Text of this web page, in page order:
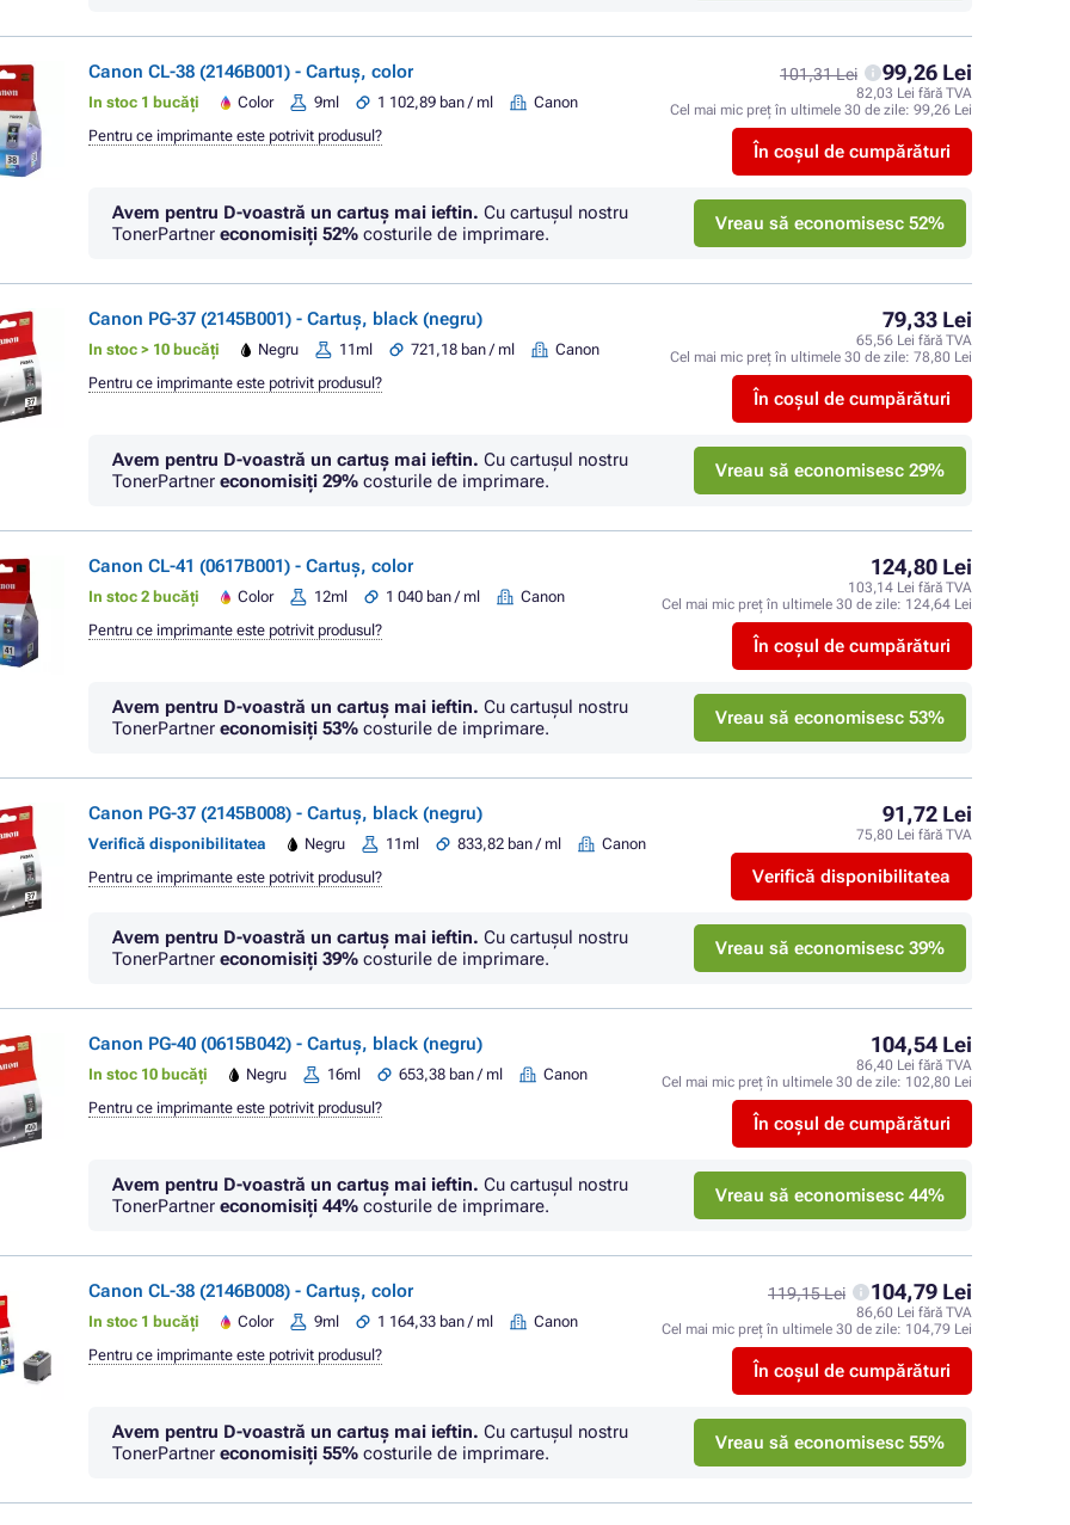
Canon CL-38 (2146B001) - Cartuș, color
In stoc 1 bucăți Color 9ml 1 102,89 ban / ml Canon
101,31 Lei 99,26 Lei
82,03 Lei fără TVA
Cel mai mic preț în ultimele 30 de zile: 99,26 Lei
În coșul de cumpărături
Pentru ce imprimante este potrivit produsul?
Avem pentru D-voastră un cartuș mai ieftin. Cu cartuşul nostru
TonerPartner economisiţi 52% costurile de imprimare. Vreau să economisesc 52%
Canon PG-37 (2145B001) - Cartuș, black (negru)
In stoc > 10 bucăți Negru 11ml 721,18 ban / ml Canon
79,33 Lei
65,56 Lei fără TVA
Cel mai mic preț în ultimele 30 de zile: 78,80 Lei
În coșul de cumpărături
Pentru ce imprimante este potrivit produsul?
Avem pentru D-voastră un cartuș mai ieftin. Cu cartuşul nostru
TonerPartner economisiţi 29% costurile de imprimare. Vreau să economisesc 29%
Canon CL-41 (0617B001) - Cartuș, color
In stoc 2 bucăți Color 12ml 1 040 ban / ml Canon
124,80 Lei
103,14 Lei fără TVA
Cel mai mic preț în ultimele 30 de zile: 124,64 Lei
În coșul de cumpărături
Pentru ce imprimante este potrivit produsul?
Avem pentru D-voastră un cartuș mai ieftin. Cu cartuşul nostru
TonerPartner economisiţi 53% costurile de imprimare. Vreau să economisesc 53%
Canon PG-37 (2145B008) - Cartuș, black (negru)
Verifică disponibilitatea Negru 11ml 833,82 ban / ml Canon
91,72 Lei
75,80 Lei fără TVA
Verifică disponibilitatea
Pentru ce imprimante este potrivit produsul?
Avem pentru D-voastră un cartuș mai ieftin. Cu cartuşul nostru
TonerPartner economisiţi 39% costurile de imprimare. Vreau să economisesc 39%
Canon PG-40 (0615B042) - Cartuș, black (negru)
In stoc 10 bucăți Negru 16ml 653,38 ban / ml Canon
104,54 Lei
86,40 Lei fără TVA
Cel mai mic preț în ultimele 30 de zile: 102,80 Lei
În coșul de cumpărături
Pentru ce imprimante este potrivit produsul?
Avem pentru D-voastră un cartuș mai ieftin. Cu cartuşul nostru
TonerPartner economisiţi 44% costurile de imprimare. Vreau să economisesc 44%
Canon CL-38 (2146B008) - Cartuș, color
In stoc 1 bucăți Color 9ml 1 164,33 ban / ml Canon
119,15 Lei 104,79 Lei
86,60 Lei fără TVA
Cel mai mic preț în ultimele 30 de zile: 104,79 Lei
În coșul de cumpărături
Pentru ce imprimante este potrivit produsul?
Avem pentru D-voastră un cartuș mai ieftin. Cu cartuşul nostru
TonerPartner economisiţi 55% costurile de imprimare. Vreau să economisesc 55%